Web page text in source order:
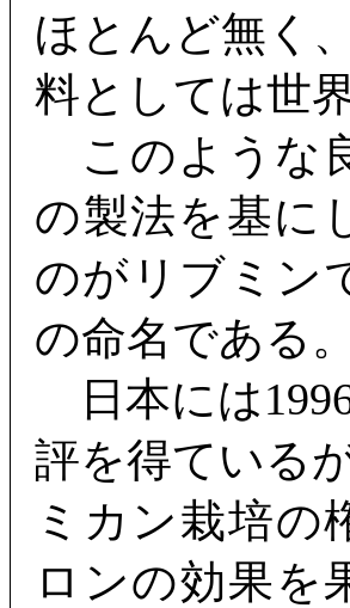
ほとんど無く
料としては世
このような
の製法を基に
のがリブミン
の命名である。
日本には
評を得ている
ミカン栽培の
ロンの効果を